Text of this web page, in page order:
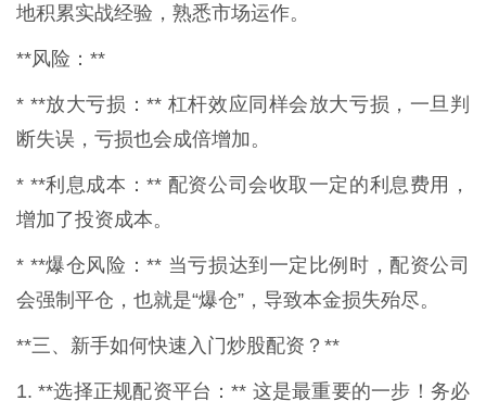
地积累实战经验，熟悉市场运作。
**风险：**
* **放大亏损：** 杠杆效应同样会放大亏损，一旦判
断失误，亏损也会成倍增加。
* **利息成本：** 配资公司会收取一定的利息费用，
增加了投资成本。
* **爆仓风险：** 当亏损达到一定比例时，配资公司
会强制平仓，也就是“爆仓”，导致本金损失殆尽。
**三、新手如何快速入门炒股配资？**
1. **选择正规配资平台：** 这是最重要的一步！务必